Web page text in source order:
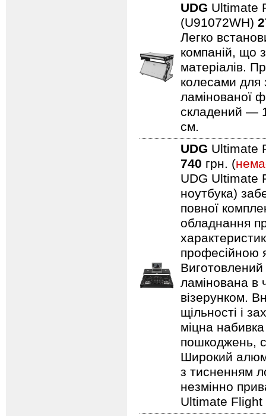
UDG Ultimate
(U91072WH)
Легко
компаній, що
матеріалів.
колесами для
ламінованої
складений —
см.
UDG Ultimate
740 грн. (
UDG Ultimate
ноутбука)
повної
обладнання
професійною
ламінована в
візерунком.
щільності і
міцна
пошкоджень,
Широкий
з тисненням
незмінно
Ultimate